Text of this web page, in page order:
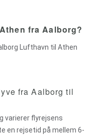
fra Aalborg?
Lufthavn til Athen
fra Aalborg til
varierer flyrejsens
en rejsetid på mellem 6-